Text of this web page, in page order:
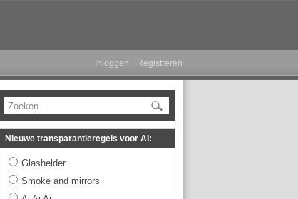
Inloggen Registreren
Zoeken
Nieuwe transparantieregels voor AI:
Glashelder
Smoke and mirrors